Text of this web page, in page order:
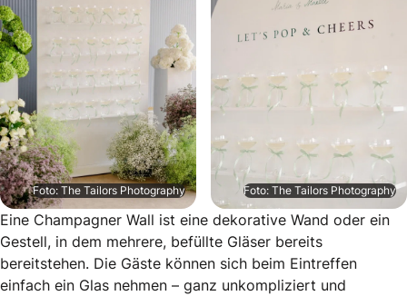
Foto: The Tailors Photography Foto: The Tailors Photography
Eine Champagner Wall ist eine dekorative Wand oder ein
Gestell, in dem mehrere, befüllte Gläser bereits
bereitstehen. Die Gäste können sich beim Eintreffen
einfach ein Glas nehmen – ganz unkompliziert und